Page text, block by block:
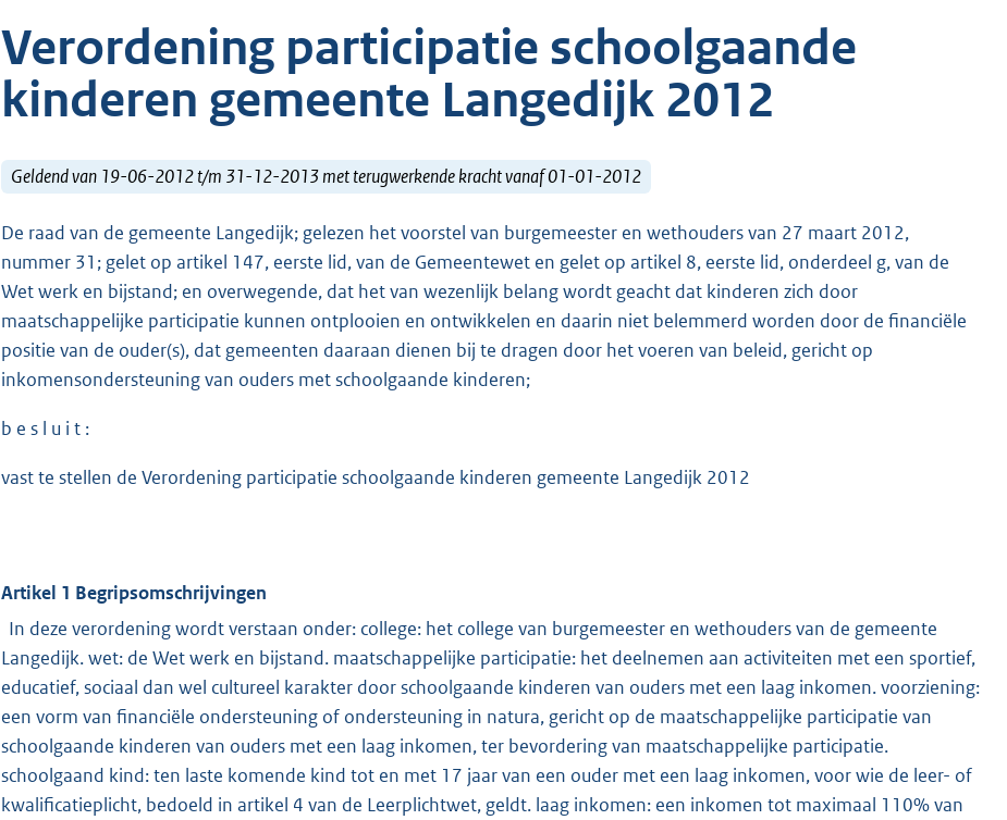
Verordening participatie schoolgaande
kinderen gemeente Langedijk 2012
Geldend van 19-06-2012 t/m 31-12-2013 met terugwerkende kracht vanaf 01-01-2012
De raad van de gemeente Langedijk; gelezen het voorstel van burgemeester en wethouders van 27 maart 2012,
nummer 31; gelet op artikel 147, eerste lid, van de Gemeentewet en gelet op artikel 8, eerste lid, onderdeel g, van de
Wet werk en bijstand; en overwegende, dat het van wezenlijk belang wordt geacht dat kinderen zich door
maatschappelijke participatie kunnen ontplooien en ontwikkelen en daarin niet belemmerd worden door de financiële
positie van de ouder(s), dat gemeenten daaraan dienen bij te dragen door het voeren van beleid, gericht op
inkomensondersteuning van ouders met schoolgaande kinderen;
b e s l u i t :
vast te stellen de Verordening participatie schoolgaande kinderen gemeente Langedijk 2012
Artikel 1 Begripsomschrijvingen
In deze verordening wordt verstaan onder: college: het college van burgemeester en wethouders van de gemeente
Langedijk. wet: de Wet werk en bijstand. maatschappelijke participatie: het deelnemen aan activiteiten met een sportief,
educatief, sociaal dan wel cultureel karakter door schoolgaande kinderen van ouders met een laag inkomen. voorziening:
een vorm van financiële ondersteuning of ondersteuning in natura, gericht op de maatschappelijke participatie van
schoolgaande kinderen van ouders met een laag inkomen, ter bevordering van maatschappelijke participatie.
schoolgaand kind: ten laste komende kind tot en met 17 jaar van een ouder met een laag inkomen, voor wie de leer- of
kwalificatieplicht, bedoeld in artikel 4 van de Leerplichtwet, geldt. laag inkomen: een inkomen tot maximaal 110% van